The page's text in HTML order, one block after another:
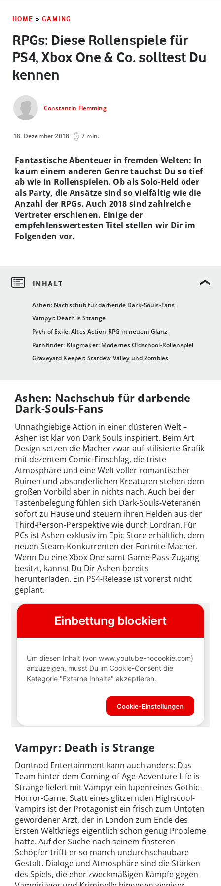
HOME » GAMING
RPGs: Diese Rollenspiele für
PS4, Xbox One & Co. solltest Du
kennen
Constantin Flemming
18. Dezember 2018 7 min.
Ashen: Nachschub für darbende Dark-Souls-Fans
Vampyr: Death is Strange
Path of Exile: Altes Action-RPG in neuem Glanz
Pathfinder: Kingmaker: Modernes Oldschool-Rollenspiel
Graveyard Keeper: Stardew Valley und Zombies
Fantastische Abenteuer in fremden Welten: In
kaum einem anderen Genre tauchst Du so tief
ab wie in Rollenspielen. Ob als Solo-Held oder
als Party, die Ansätze sind so vielfältig wie die
Anzahl der RPGs. Auch 2018 sind zahlreiche
Vertreter erschienen. Einige der
empfehlenswertesten Titel stellen wir Dir im
Folgenden vor.
Ashen: Nachschub für darbende
Dark-Souls-Fans
Unnachgiebige Action in einer düsteren Welt –
Ashen ist klar von Dark Souls inspiriert. Beim Art
Design setzen die Macher zwar auf stilisierte Grafik
mit dezentem Comic-Einschlag, die triste
Atmosphäre und eine Welt voller romantischer
Ruinen und absonderlichen Kreaturen stehen dem
großen Vorbild aber in nichts nach. Auch bei der
Tastenbelegung fühlen sich Dark-Souls-Veteranen
sofort zu Hause und steuern ihren Helden aus der
Third-Person-Perspektive wie durch Lordran. Für
PCs ist Ashen exklusiv im Epic Store erhältlich, dem
neuen Steam-Konkurrenten der Fortnite-Macher.
Wenn Du eine Xbox One samt Game-Pass-Zugang
besitzt, kannst Du Dir Ashen bereits
herunterladen. Ein PS4-Release ist vorerst nicht
geplant.
Vampyr: Death is Strange
Dontnod Entertainment kann auch anders: Das
Team hinter dem Coming-of-Age-Adventure Life is
Strange liefert mit Vampyr ein lupenreines Gothic-
Horror-Game. Statt eines glitzernden Highscool-
Vampirs ist der Protagonist ein frisch zum Untoten
gewordener Arzt, der in London zum Ende des
Ersten Weltkriegs eigentlich schon genug Probleme
hatte. Auf der Suche nach seinem finsteren
Schöpfer trifft er so manch undurchschaubare
Gestalt. Dialoge und Atmosphäre sind die Stärken
des Spiels, die eher zweckmäßigen Kämpfe gegen